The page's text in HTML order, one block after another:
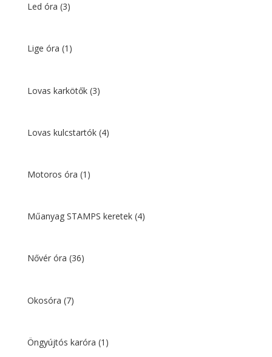
Led óra (3)
Lige óra (1)
Lovas karkötők (3)
Lovas kulcstartók (4)
Motoros óra (1)
Műanyag STAMPS keretek (4)
Nővér óra (36)
Okosóra (7)
Öngyújtós karóra (1)